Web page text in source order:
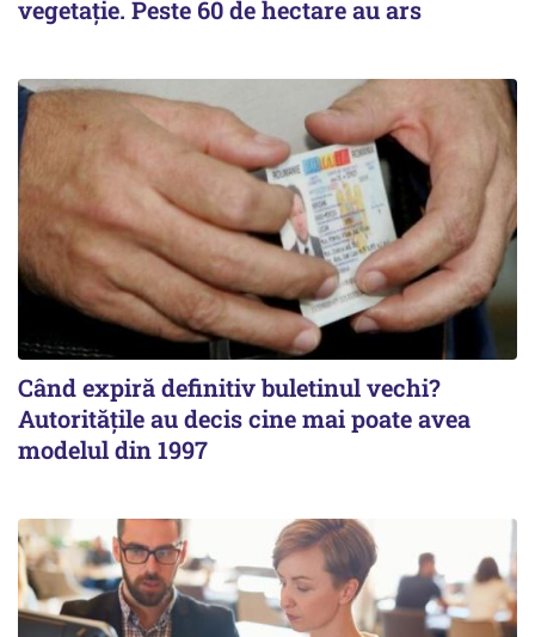
vegetație. Peste 60 de hectare au ars
Când expiră definitiv buletinul vechi?
Autoritățile au decis cine mai poate avea
modelul din 1997